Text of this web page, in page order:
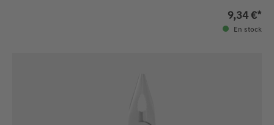
9,34 €*
En stock